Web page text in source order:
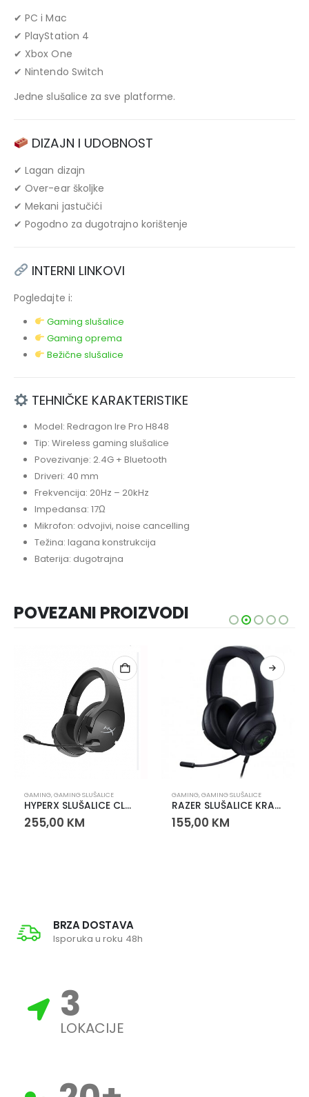
✔ PC i Mac
✔ PlayStation 4
✔ Xbox One
✔ Nintendo Switch
Jedne slušalice za sve platforme.
DIZAJN I UDOBNOST
✔ Lagan dizajn
✔ Over-ear školjke
✔ Mekani jastučići
✔ Pogodno za dugotrajno korištenje
INTERNI LINKOVI
Pogledajte i:
Gaming slušalice
Gaming oprema
Bežične slušalice
TEHNIČKE KARAKTERISTIKE
Model: Redragon Ire Pro H848
Tip: Wireless gaming slušalice
Povezivanje: 2.4G + Bluetooth
Driveri: 40 mm
Frekvencija: 20Hz – 20kHz
Impedansa: 17Ω
Mikrofon: odvojivi, noise cancelling
Težina: lagana konstrukcija
Baterija: dugotrajna
POVEZANI PROIZVODI
GAMING,GAMING SLUŠALICE
HYPERX SLUŠALICE CLOUD STINGER 2 WIRELESS
255,00 KM
GAMING,GAMING SLUŠALICE
RAZER SLUŠALICE KRAKEN V3 X
155,00 KM
BRZA DOSTAVA
Isporuka u roku 48h
3
LOKACIJE